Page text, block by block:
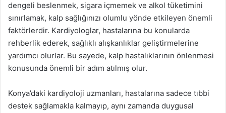
dengeli beslenmek, sigara içmemek ve alkol tüketimini
sınırlamak, kalp sağlığınızı olumlu yönde etkileyen önemli
faktörlerdir. Kardiyologlar, hastalarına bu konularda
rehberlik ederek, sağlıklı alışkanlıklar geliştirmelerine
yardımcı olurlar. Bu sayede, kalp hastalıklarının önlenmesi
konusunda önemli bir adım atılmış olur.
Konya’daki kardiyoloji uzmanları, hastalarına sadece tıbbi
destek sağlamakla kalmayıp, aynı zamanda duygusal